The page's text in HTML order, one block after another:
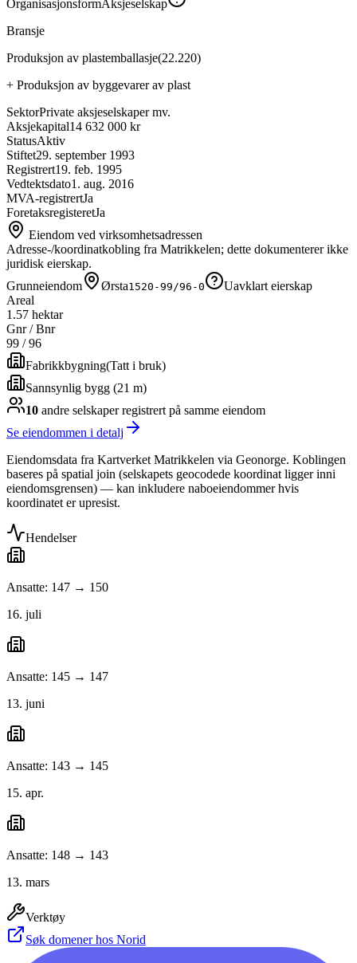
OrganisasjonsformAksjeselskap
Bransje
Produksjon av plastemballasje(22.220)
+ Produksjon av byggevarer av plast
SektorPrivate aksjeselskaper mv.
Aksjekapital14 632 000 kr
StatusAktiv
Stiftet29. september 1993
Registrert19. feb. 1995
Vedtektsdato1. aug. 2016
MVA-registrertJa
ForetaksregisteretJa
Eiendom ved virksomhetsadressen
Adresse-/koordinatkobling fra Matrikkelen; dette dokumenterer ikke
juridisk eierskap.
Grunneiendom
Ørsta1520-99/96-0
Uavklart eierskap
Areal
1.57 hektar
Gnr / Bnr
99 /96
Fabrikkbygning(Tatt i bruk)
Sannsynlig bygg (21 m)
10 andre selskaperregistrert på samme eiendom
Se eiendommen i detalj
Eiendomsdata fra Kartverket Matrikkelen via Geonorge. Koblingen
baseres på spatial join (selskapets geocodede koordinat ligger inni
eiendomsgrensen) — kan inkludere naboeiendommer hvis
koordinatet er upresist.
Hendelser
Ansatte: 147 → 150
16. juli
Ansatte: 145 → 147
13. juni
Ansatte: 143 → 145
15. apr.
Ansatte: 148 → 143
13. mars
Verktøy
Søk domener hos Norid